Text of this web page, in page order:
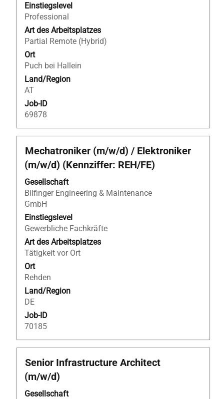
Einstiegslevel
Professional
Art des Arbeitsplatzes
Partial Remote (Hybrid)
Ort
Puch bei Hallein
Land/Region
AT
Job-ID
69878
um
die
Stelleninformationen
vollständig
anzuzeigen.
Stellenbezeichnung
Mechatroniker (m/w/d) / Elektroniker
(m/w/d) (Kennziffer: REH/FE)
Gesellschaft
Bilfinger Engineering & Maintenance
GmbH
Einstiegslevel
Gewerbliche Fachkräfte
Art des Arbeitsplatzes
Tätigkeit vor Ort
Ort
Rehden
Land/Region
DE
Job-ID
70185
Drücken
Sie
die
Leertaste,
um
die
Stelleninformationen
vollständig
anzuzeigen.
Stellenbezeichnung
Senior Infrastructure Architect
(m/w/d)
Gesellschaft
Drücken
Sie
die
Leertaste,